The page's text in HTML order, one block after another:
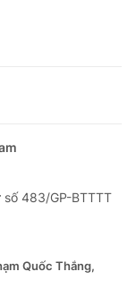
483/GP-BTTTT
Quốc Thắng,